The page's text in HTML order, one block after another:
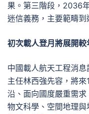
果。第三階段，2036
迷信義務，主要範疇到
初次載人登月將展開
中國載人航天工程消
主任林西強先容，將
沿、面向國度嚴重需
物文科學、空間地理